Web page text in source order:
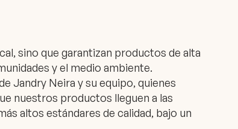
sino que garantizan productos de alta
y el medio ambiente.
Jandry Neira y su equipo, quienes
nuestros productos lleguen a las
altos estándares de calidad, bajo un